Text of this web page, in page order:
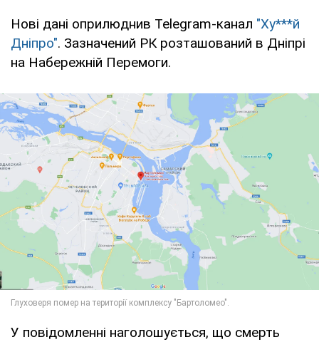
Нові дані оприлюднив Telegram-канал "Ху***й
Дніпро". Зазначений РК розташований в Дніпрі
на Набережній Перемоги.
У повідомленні наголошується, що смерть